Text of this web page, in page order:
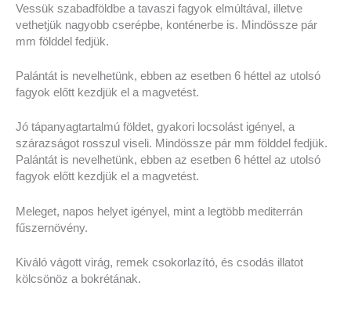
Vessük szabadföldbe a tavaszi fagyok elmúltával, illetve
vethetjük nagyobb cserépbe, konténerbe is. Mindössze pár
mm földdel fedjük.
Palántát is nevelhetünk, ebben az esetben 6 héttel az utolsó
fagyok előtt kezdjük el a magvetést.
Jó tápanyagtartalmú földet, gyakori locsolást igényel, a
szárazságot rosszul viseli. Mindössze pár mm földdel fedjük.
Palántát is nevelhetünk, ebben az esetben 6 héttel az utolsó
fagyok előtt kezdjük el a magvetést.
Meleget, napos helyet igényel, mint a legtöbb mediterrán
fűszernövény.
Kiváló vágott virág, remek csokorlazító, és csodás illatot
kölcsönöz a bokrétának.